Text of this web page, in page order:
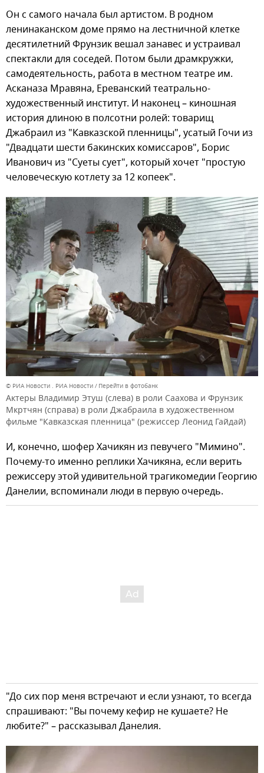
Он с самого начала был артистом. В родном
ленинаканском доме прямо на лестничной клетке
десятилетний Фрунзик вешал занавес и устраивал
спектакли для соседей. Потом были драмкружки,
самодеятельность, работа в местном театре им.
Асканаза Мравяна, Ереванский театрально-
художественный институт. И наконец – киношная
история длиною в полсотни ролей: товарищ
Джабраил из "Кавказской пленницы", усатый Гочи из
"Двадцати шести бакинских комиссаров", Борис
Иванович из "Суеты сует", который хочет "простую
человеческую котлету за 12 копеек".
© РИА Новости . РИА Новости Перейти в фотобанк
Актеры Владимир Этуш (слева) в роли Саахова и Фрунзик
Мкртчян (справа) в роли Джабраила в художественном
фильме "Кавказская пленница" (режиссер Леонид Гайдай)
И, конечно, шофер Хачикян из певучего "Мимино".
Почему-то именно реплики Хачикяна, если верить
режиссеру этой удивительной трагикомедии Георгию
Данелии, вспоминали люди в первую очередь.
"До сих пор меня встречают и если узнают, то всегда
спрашивают: "Вы почему кефир не кушаете? Не
любите?" – рассказывал Данелия.